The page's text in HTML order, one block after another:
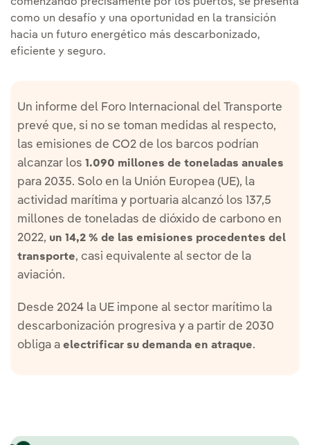
como un desafío y una oportunidad en la transición
hacia un futuro energético más descarbonizado,
eficiente y seguro.
Un informe del Foro Internacional del Transporte
prevé que, si no se toman medidas al respecto,
las emisiones de CO2 de los barcos podrían
alcanzar los 1.090 millones de toneladas anuales
para 2035. Solo en la Unión Europea (UE), la
actividad marítima y portuaria alcanzó los 137,5
millones de toneladas de dióxido de carbono en
2022, un 14,2 % de las emisiones procedentes del
transporte, casi equivalente al sector de la
aviación.
Desde 2024 la UE impone al sector marítimo la
descarbonización progresiva y a partir de 2030
obliga a electrificar su demanda en atraque.